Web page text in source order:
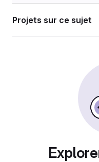
Projets sur ce sujet